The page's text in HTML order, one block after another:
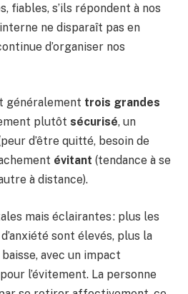
fiables, s’ils répondent à nos
ne disparaît pas en
d’organiser nos
généralement trois grandes
plutôt sécurisé, un
d’être quitté, besoin de
évitant (tendance à se
à distance).
mais éclairantes : plus les
sont élevés, plus la
avec un impact
l’évitement. La personne